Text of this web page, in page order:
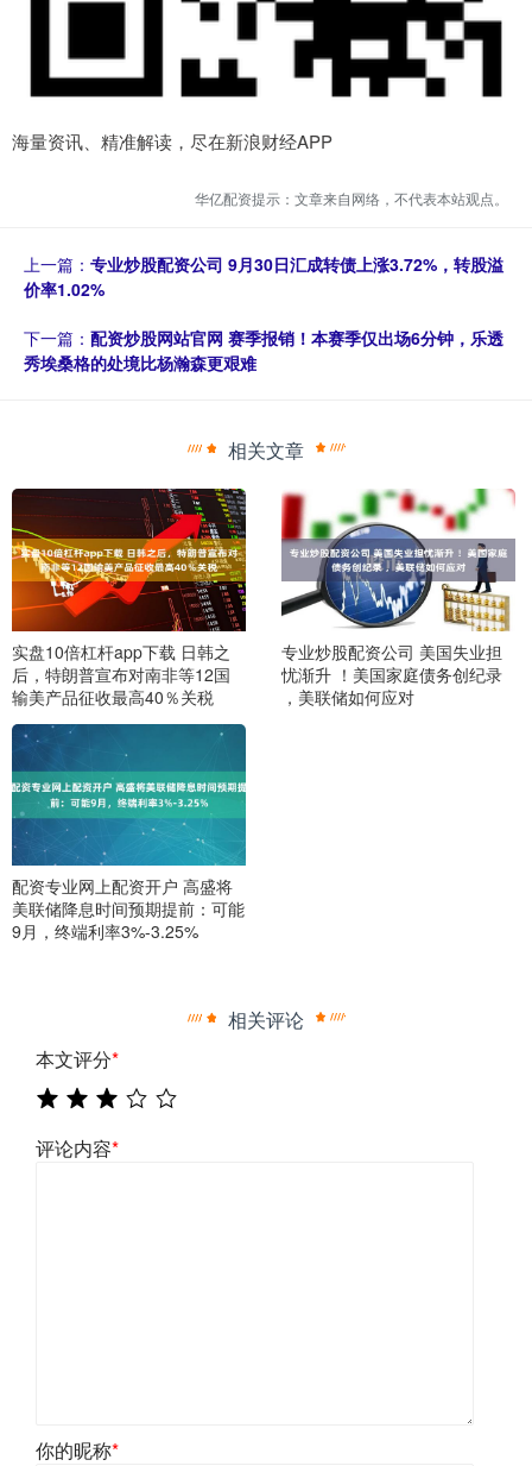
海量资讯、精准解读，尽在新浪财经APP
华亿配资提示：文章来自网络，不代表本站观点。
上一篇： 专业炒股配资公司 9月30日汇成转债上涨3.72%，转股溢
价率1.02%
下一篇： 配资炒股网站官网 赛季报销！本赛季仅出场6分钟，乐透
秀埃桑格的处境比杨瀚森更艰难
相关文章
实盘10倍杠杆app下载 日韩之
后，特朗普宣布对南非等12国
输美产品征收最高40％关税
专业炒股配资公司 美国失业担
忧渐升 ！美国家庭债务创纪录
，美联储如何应对
配资专业网上配资开户 高盛将
美联储降息时间预期提前：可能
9月，终端利率3%-3.25%
相关评论
本文评分*
评论内容*
你的昵称*